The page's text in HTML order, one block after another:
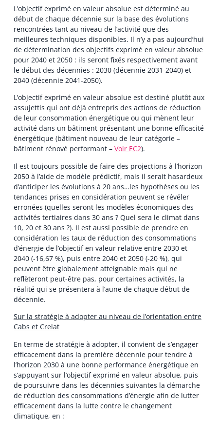
L’objectif exprimé en valeur absolue est déterminé au
début de chaque décennie sur la base des évolutions
rencontrées tant au niveau de l’activité que des
meilleures techniques disponibles. Il n’y a pas aujourd’hui
de détermination des objectifs exprimé en valeur absolue
pour 2040 et 2050 : ils seront fixés respectivement avant
le début des décennies : 2030 (décennie 2031-2040) et
2040 (décennie 2041-2050).
L’objectif exprimé en valeur absolue est destiné plutôt aux
assujettis qui ont déjà entrepris des actions de réduction
de leur consommation énergétique ou qui mènent leur
activité dans un bâtiment présentant une bonne efficacité
énergétique (bâtiment nouveau de leur catégorie –
bâtiment rénové performant – Voir EC2).
Il est toujours possible de faire des projections à l’horizon
2050 à l’aide de modèle prédictif, mais il serait hasardeux
d’anticiper les évolutions à 20 ans…les hypothèses ou les
tendances prises en considération peuvent se révéler
erronées (quelles seront les modèles économiques des
activités tertiaires dans 30 ans ? Quel sera le climat dans
10, 20 et 30 ans ?). Il est aussi possible de prendre en
considération les taux de réduction des consommations
d’énergie de l’objectif en valeur relative entre 2030 et
2040 (-16,67 %), puis entre 2040 et 2050 (-20 %), qui
peuvent être globalement atteignable mais qui ne
reflèteront peut-être pas, pour certaines activités, la
réalité qui se présentera à l’aune de chaque début de
décennie.
Sur la stratégie à adopter au niveau de l’orientation entre
Cabs et Crelat
En terme de stratégie à adopter, il convient de s’engager
efficacement dans la première décennie pour tendre à
l’horizon 2030 à une bonne performance énergétique en
s’appuyant sur l’objectif exprimé en valeur absolue, puis
de poursuivre dans les décennies suivantes la démarche
de réduction des consommations d’énergie afin de lutter
efficacement dans la lutte contre le changement
climatique, en :